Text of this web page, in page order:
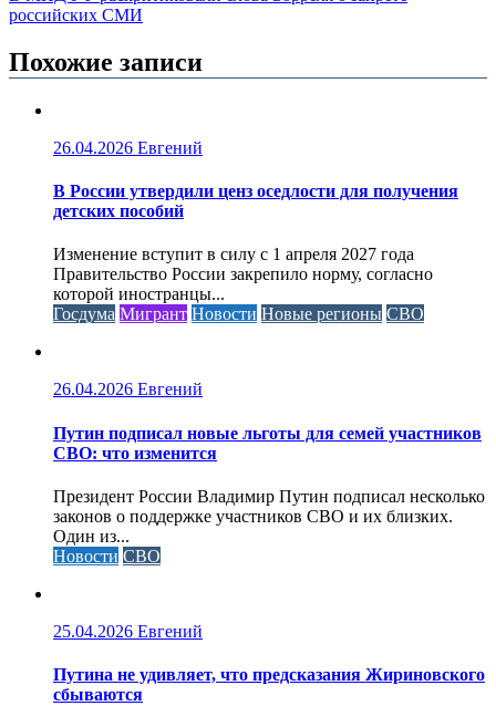
российских СМИ
Похожие записи
26.04.2026 Евгений
В России утвердили ценз оседлости для получения
детских пособий
Изменение вступит в силу с 1 апреля 2027 года
Правительство России закрепило норму, согласно
которой иностранцы...
Госдума Мигрант Новости Новые регионы СВО
26.04.2026 Евгений
Путин подписал новые льготы для семей участников
СВО: что изменится
Президент России Владимир Путин подписал несколько
законов о поддержке участников СВО и их близких.
Один из...
Новости СВО
25.04.2026 Евгений
Путина не удивляет, что предсказания Жириновского
сбываются